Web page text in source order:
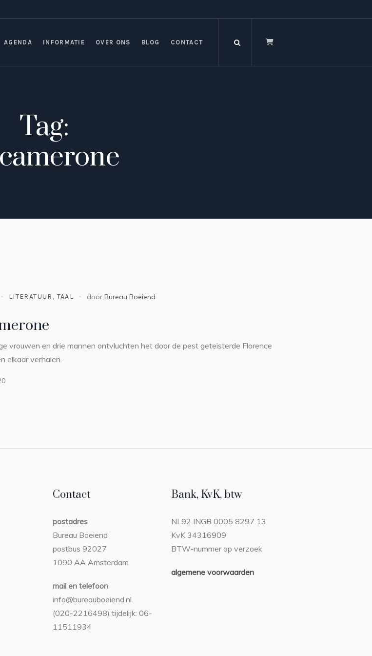
AGENDA INFORMATIE OVER ONS BLOG CONTACT
Tag:
LITERATUUR , TAAL doorBureau Boeiend
vrouwen en drie mannen ontvluchten het door de pest geteisterde Florence
elkaar verhalen.
Contact
postadres
Bureau Boeiend
postbus 92027
1090 AA Amsterdam
mail en telefoon
info@bureauboeiend.nl
(020-2216498) tijdelijk: 06-
11511934
Bank, KvK, btw
NL92 INGB 0005 8297 13
KvK 34316909
BTW-nummer op verzoek
algemene voorwaarden